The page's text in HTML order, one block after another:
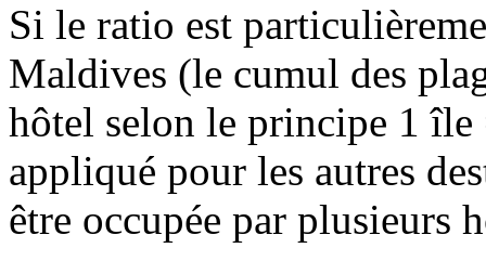
Si le ratio est
Maldives (le cumul des
hôtel selon le principe 1
appliqué pour les autres
être occupée par plusieurs